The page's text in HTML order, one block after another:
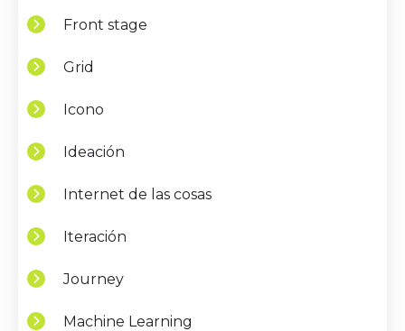
Front stage
Grid
Icono
Ideación
Internet de las cosas
Iteración
Journey
Machine Learning